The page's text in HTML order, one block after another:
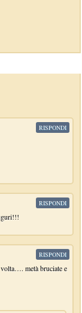
RISPONDI
RISPONDI
metà bruciate e
RISPONDI